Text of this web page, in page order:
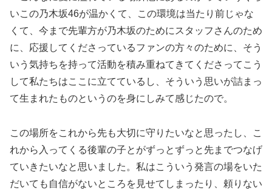
いこの乃木坂46が温かくて、この環境は当たり前じゃな
くて、今まで先輩方が乃木坂のためにスタッフさんのため
に、応援してくださっているファンの方々のために、そう
いう気持ちを持って活動を積み重ねてきてくださってこう
して私たちはここに立てているし、そういう思いが詰まっ
て生まれたものというのを身にしみて感じたので。
この場所をこれから先も大切に守りたいなと思ったし、こ
れから入ってくる後輩の子とがずっとずっと先までつなげ
ていきたいなと思いました。私はこういう発言の場をいた
だいても自信がないところを見せてしまったり、頼りない